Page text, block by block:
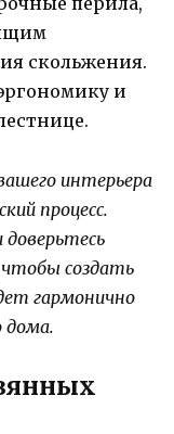
скольжения.
и
интерьера
процесс.
создать
гармонично
дома.